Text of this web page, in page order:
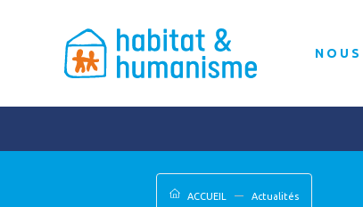
ACCUEIL Actualités